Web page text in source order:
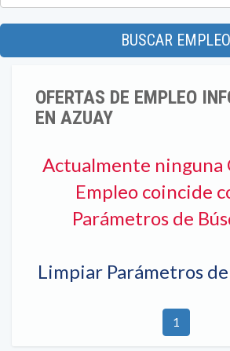
BUSCAR EMPLEO
OFERTAS DE EMPLEO
EN AZUAY
Actualmente ninguna
Empleo coincide
Parámetros de
Limpiar Parámetros
1